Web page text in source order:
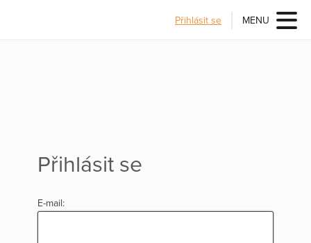
Přihlásit se MENU
Přihlásit se
E-mail: